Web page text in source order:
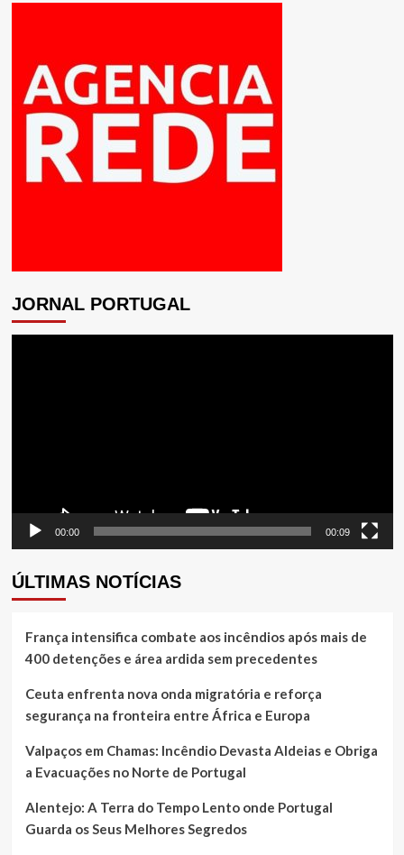
JORNAL PORTUGAL
00:00 00:09
ÚLTIMAS NOTÍCIAS
França intensifica combate aos incêndios após mais de
400 detenções e área ardida sem precedentes
Ceuta enfrenta nova onda migratória e reforça
segurança na fronteira entre África e Europa
Valpaços em Chamas: Incêndio Devasta Aldeias e Obriga
a Evacuações no Norte de Portugal
Alentejo: A Terra do Tempo Lento onde Portugal
Guarda os Seus Melhores Segredos